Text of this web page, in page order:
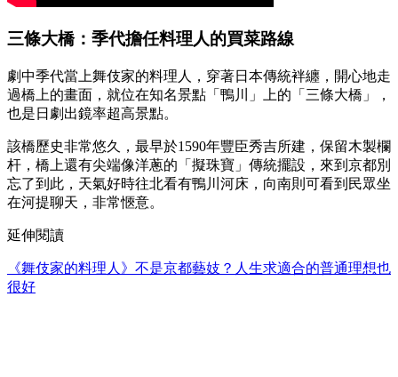
三條大橋：季代擔任料理人的買菜路線
劇中季代當上舞伎家的料理人，穿著日本傳統袢纏，開心地走
過橋上的畫面，就位在知名景點「鴨川」上的「三條大橋」，
也是日劇出鏡率超高景點。
該橋歷史非常悠久，最早於1590年豐臣秀吉所建，保留木製欄
杆，橋上還有尖端像洋蔥的「擬珠寶」傳統擺設，來到京都別
忘了到此，天氣好時往北看有鴨川河床，向南則可看到民眾坐
在河提聊天，非常愜意。
延伸閱讀
《舞伎家的料理人》不是京都藝妓？人生求適合的普通理想也
很好